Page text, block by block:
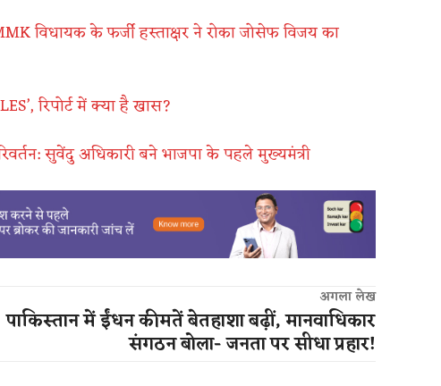
विधायक के फर्जी हस्ताक्षर ने रोका जोसेफ विजय का
रिपोर्ट में क्या है खास?
सुवेंदु अधिकारी बने भाजपा के पहले मुख्यमंत्री
अगला लेख
पाकिस्तान में ईंधन कीमतें बेतहाशा बढ़ीं, मानवाधिकार
संगठन बोला- जनता पर सीधा प्रहार!